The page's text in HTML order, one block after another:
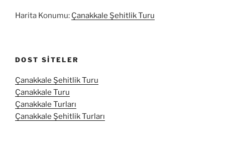
Harita Konumu: Çanakkale Şehitlik Turu
DOST SITELER
Çanakkale Şehitlik Turu
Çanakkale Turu
Çanakkale Turları
Çanakkale Şehitlik Turları